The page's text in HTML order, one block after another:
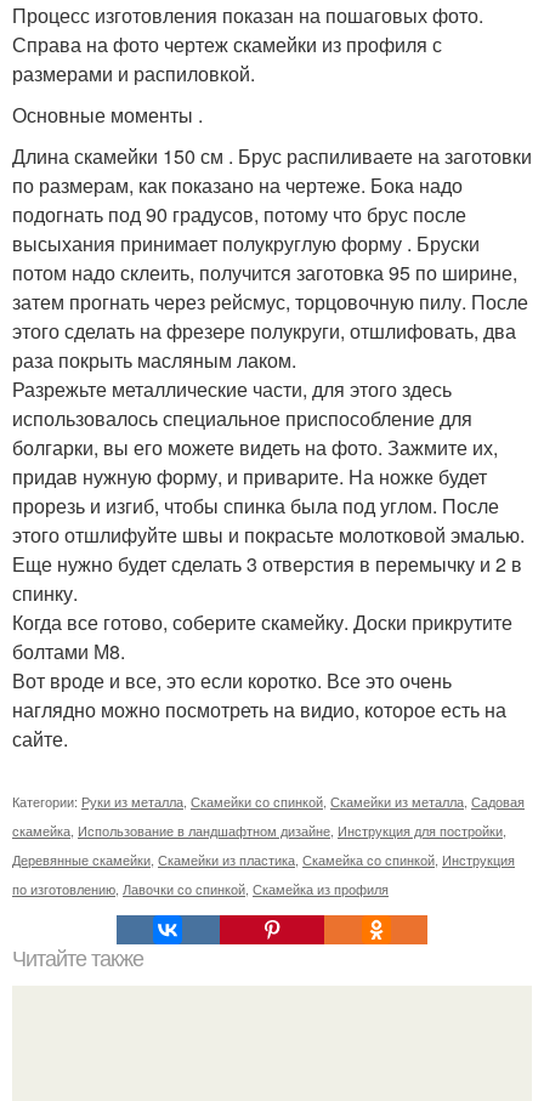
Процесс изготовления показан на пошаговых фото.
Справа на фото чертеж скамейки из профиля с
размерами и распиловкой.
Основные моменты .
Длина скамейки 150 см . Брус распиливаете на заготовки
по размерам, как показано на чертеже. Бока надо
подогнать под 90 градусов, потому что брус после
высыхания принимает полукруглую форму . Бруски
потом надо склеить, получится заготовка 95 по ширине,
затем прогнать через рейсмус, торцовочную пилу. После
этого сделать на фрезере полукруги, отшлифовать, два
раза покрыть масляным лаком.
Разрежьте металлические части, для этого здесь
использовалось специальное приспособление для
болгарки, вы его можете видеть на фото. Зажмите их,
придав нужную форму, и приварите. На ножке будет
прорезь и изгиб, чтобы спинка была под углом. После
этого отшлифуйте швы и покрасьте молотковой эмалью.
Еще нужно будет сделать 3 отверстия в перемычку и 2 в
спинку.
Когда все готово, соберите скамейку. Доски прикрутите
болтами М8.
Вот вроде и все, это если коротко. Все это очень
наглядно можно посмотреть на видио, которое есть на
сайте.
Категории: Руки из металла, Скамейки со спинкой, Скамейки из металла, Садовая
скамейка, Использование в ландшафтном дизайне, Инструкция для постройки,
Деревянные скамейки, Скамейки из пластика, Скамейка со спинкой, Инструкция
по изготовлению, Лавочки со спинкой, Скамейка из профиля
Читайте также